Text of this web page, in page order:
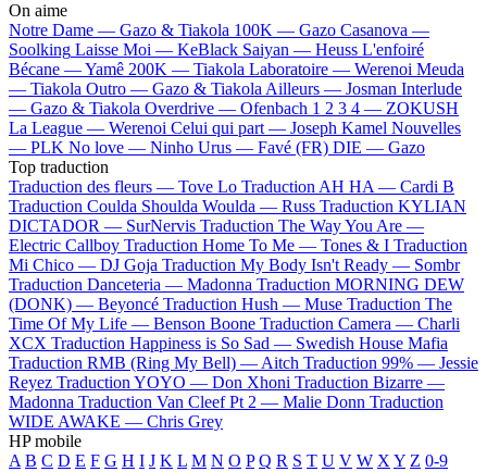
On aime
Notre Dame — Gazo & Tiakola 100K — Gazo Casanova —
Soolking Laisse Moi — KeBlack Saiyan — Heuss L'enfoiré
Bécane —Yamê 200K — Tiakola Laboratoire — Werenoi Meuda
— Tiakola Outro — Gazo & TiakolaAilleurs — Josman Interlude
— Gazo & Tiakola Overdrive — Ofenbach 1 2 3 4 — ZOKUSH
La League — Werenoi Celui qui part — Joseph Kamel Nouvelles
— PLK No love — Ninho Urus — Favé (FR) DIE — Gazo
Top traduction
Traduction des fleurs — Tove Lo Traduction AH HA — Cardi B
Traduction Coulda Shoulda Woulda — Russ Traduction KYLIAN
DICTADOR — SurNervis Traduction The Way You Are —
Electric Callboy Traduction Home To Me — Tones & I Traduction
Mi Chico — DJ Goja Traduction My Body Isn't Ready — Sombr
Traduction Danceteria — Madonna Traduction MORNING DEW
(DONK) — Beyoncé Traduction Hush — Muse Traduction The
Time Of My Life — Benson Boone Traduction Camera — Charli
XCX Traduction Happiness is So Sad — Swedish House Mafia
Traduction RMB (Ring My Bell) —Aitch Traduction 99% — Jessie
Reyez Traduction YOYO — Don Xhoni Traduction Bizarre —
Madonna Traduction Van Cleef Pt 2 — Malie Donn Traduction
WIDE AWAKE — Chris Grey
HP mobile
A B C D E F G H I J K L M N O P Q R S T U V W XY Z 0-9